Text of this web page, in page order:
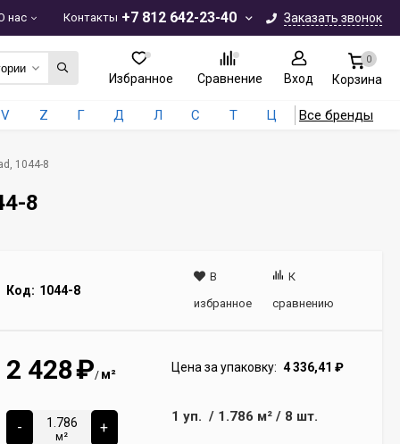
+7 812 642-23-40 Заказать звонок
нас Контакты
Избранное Сравнение Вход
0
Корзина
V Z Г Д Л С Т Ц Все бренды
1044-8
8
Код: 1044-8
В
избранное
К
сравнению
2 428₽/ м²
-
м²
+
Цена за упаковку: 4 336,41 ₽
1 уп. / 1.786 м²/ 8 шт.